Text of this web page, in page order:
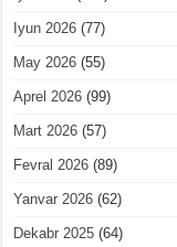
Iyun 2026 (77)
May 2026 (55)
Aprel 2026 (99)
Mart 2026 (57)
Fevral 2026 (89)
Yanvar 2026 (62)
Dekabr 2025 (64)